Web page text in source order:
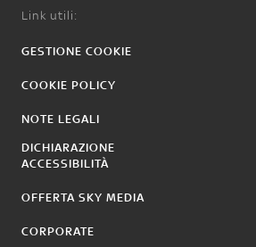
Link utili:
GESTIONE COOKIE
COOKIE POLICY
NOTE LEGALI
DICHIARAZIONE
ACCESSIBILITÀ
OFFERTA SKY MEDIA
CORPORATE